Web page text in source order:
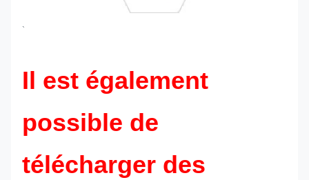
`
Il est également
possible de
télécharger des